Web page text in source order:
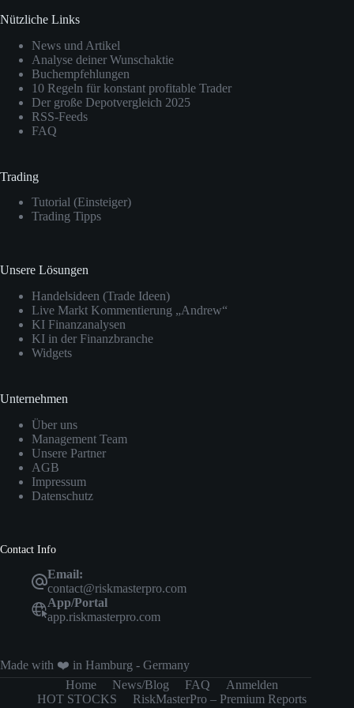
Nützliche Links
News und Artikel
Analyse deiner Wunschaktie
Buchempfehlungen
10 Regeln für konstant profitable Trader
Der große Depotvergleich 2025
RSS-Feeds
FAQ
Trading
Tutorial (Einsteiger)
Trading Tipps
Unsere Lösungen
Handelsideen (Trade Ideen)
Live Markt Kommentierung „Andrew“
KI Finanzanalysen
KI in der Finanzbranche
Widgets
Unternehmen
Über uns
Management Team
Unsere Partner
AGB
Impressum
Datenschutz
Contact Info
Email:
contact@riskmasterpro.com
App/Portal
app.riskmasterpro.com
Made with ❤️ in Hamburg - Germany
Home
News/Blog FAQ
Anmelden
HOT STOCKS
RiskMasterPro – Premium Reports